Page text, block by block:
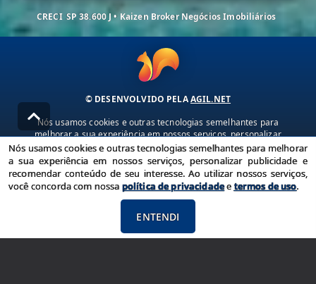
CRECI SP 38.600 J • Kaizen Broker Negócios Imobiliários
© DESENVOLVIDO PELAAGIL.NET
Nós usamos cookies e outras tecnologias semelhantes para
melhorar a sua experiência em nossos serviços, personalizar
publicidade e recomendar conteúdo de seu interesse. Ao utilizar
nossos serviços, você concorda com nossa política de privacidade e
termos de uso.
Política de Privacidade Termos de uso
Nós usamos cookies e outras tecnologias semelhantes para melhorar
a sua experiência em nossos serviços, personalizar publicidade e
recomendar conteúdo de seu interesse. Ao utilizar nossos serviços,
você concorda com nossa política de privacidadeetermos de uso.
ENTENDI